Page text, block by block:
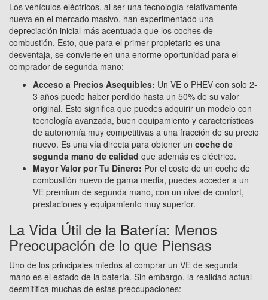
Los vehículos eléctricos, al ser una tecnología relativamente
nueva en el mercado masivo, han experimentado una
depreciación inicial más acentuada que los coches de
combustión. Esto, que para el primer propietario es una
desventaja, se convierte en una enorme oportunidad para el
comprador de segunda mano:
Acceso a Precios Asequibles: Un VE o PHEV con solo 2-
3 años puede haber perdido hasta un 50% de su valor
original. Esto significa que puedes adquirir un modelo con
tecnología avanzada, buen equipamiento y características
de autonomía muy competitivas a una fracción de su precio
nuevo. Es una vía directa para obtener un coche de
segunda mano de calidad que además es eléctrico.
Mayor Valor por Tu Dinero: Por el coste de un coche de
combustión nuevo de gama media, puedes acceder a un
VE premium de segunda mano, con un nivel de confort,
prestaciones y equipamiento muy superior.
La Vida Útil de la Batería: Menos
Preocupación de lo que Piensas
Uno de los principales miedos al comprar un VE de segunda
mano es el estado de la batería. Sin embargo, la realidad actual
desmitifica muchas de estas preocupaciones: